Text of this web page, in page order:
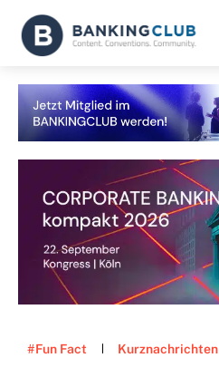
#Fun Fact Kurznachrichten